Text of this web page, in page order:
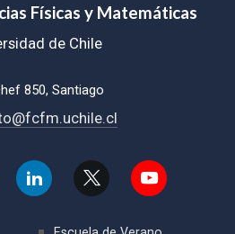
Físicas y Matemáticas
de Chile
850, Santiago